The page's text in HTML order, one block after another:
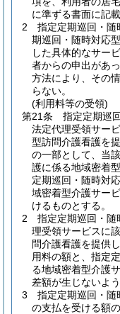
に準ずる書面に記
2
指定定期巡回・随
期巡回・随時対応
した具体的なサー
者からの申出があ
方法により、その
らない。
(利用料等の受領)
第21条
指定定期巡
法定代理受領サー
型訪問介護看護を
の一部として、当
護に係る地域密着
定期巡回・随時対
域密着型介護サー
けるものとする。
2
指定定期巡回・随
理受領サービスに
問介護看護を提供
用料の額と、指定
る地域密着型介護
差額が生じないよ
3
指定定期巡回・随
の支払を受ける額